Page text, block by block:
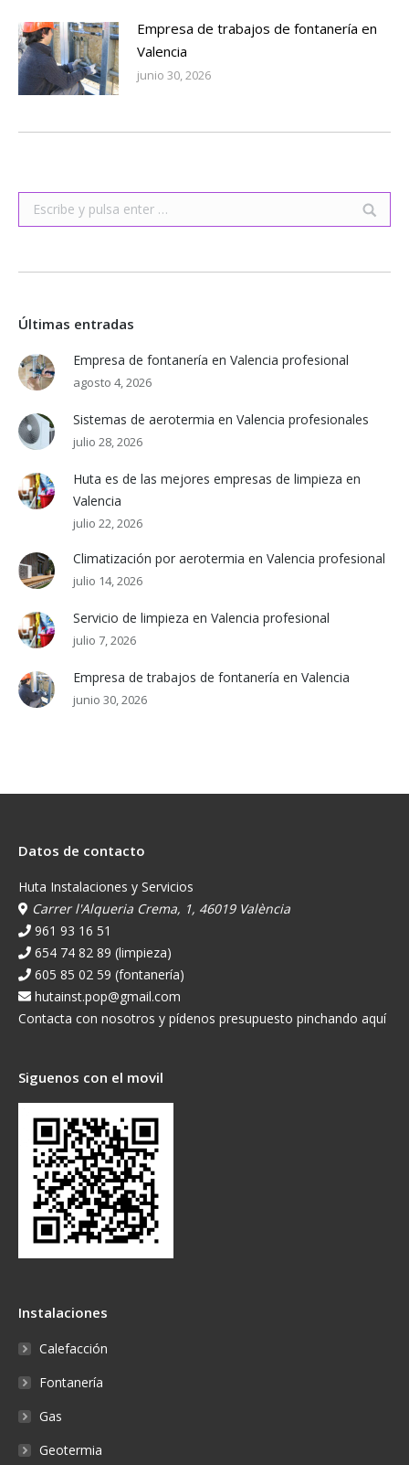
Empresa de trabajos de fontanería en
Valencia
junio 30, 2026
Buscar:
Últimas entradas
Empresa de fontanería en Valencia profesional
agosto 4, 2026
Sistemas de aerotermia en Valencia profesionales
julio 28, 2026
Huta es de las mejores empresas de limpieza en
Valencia
julio 22, 2026
Climatización por aerotermia en Valencia profesional
julio 14, 2026
Servicio de limpieza en Valencia profesional
julio 7, 2026
Empresa de trabajos de fontanería en Valencia
junio 30, 2026
Datos de contacto
Huta Instalaciones y Servicios
Carrer l'Alqueria Crema, 1, 46019 València
961 93 16 51
654 74 82 89 (limpieza)
605 85 02 59 (fontanería)
hutainst.pop@gmail.com
Contacta con nosotros y pídenos presupuesto pinchando aquí
Siguenos con el movil
Instalaciones
Calefacción
Fontanería
Gas
Geotermia